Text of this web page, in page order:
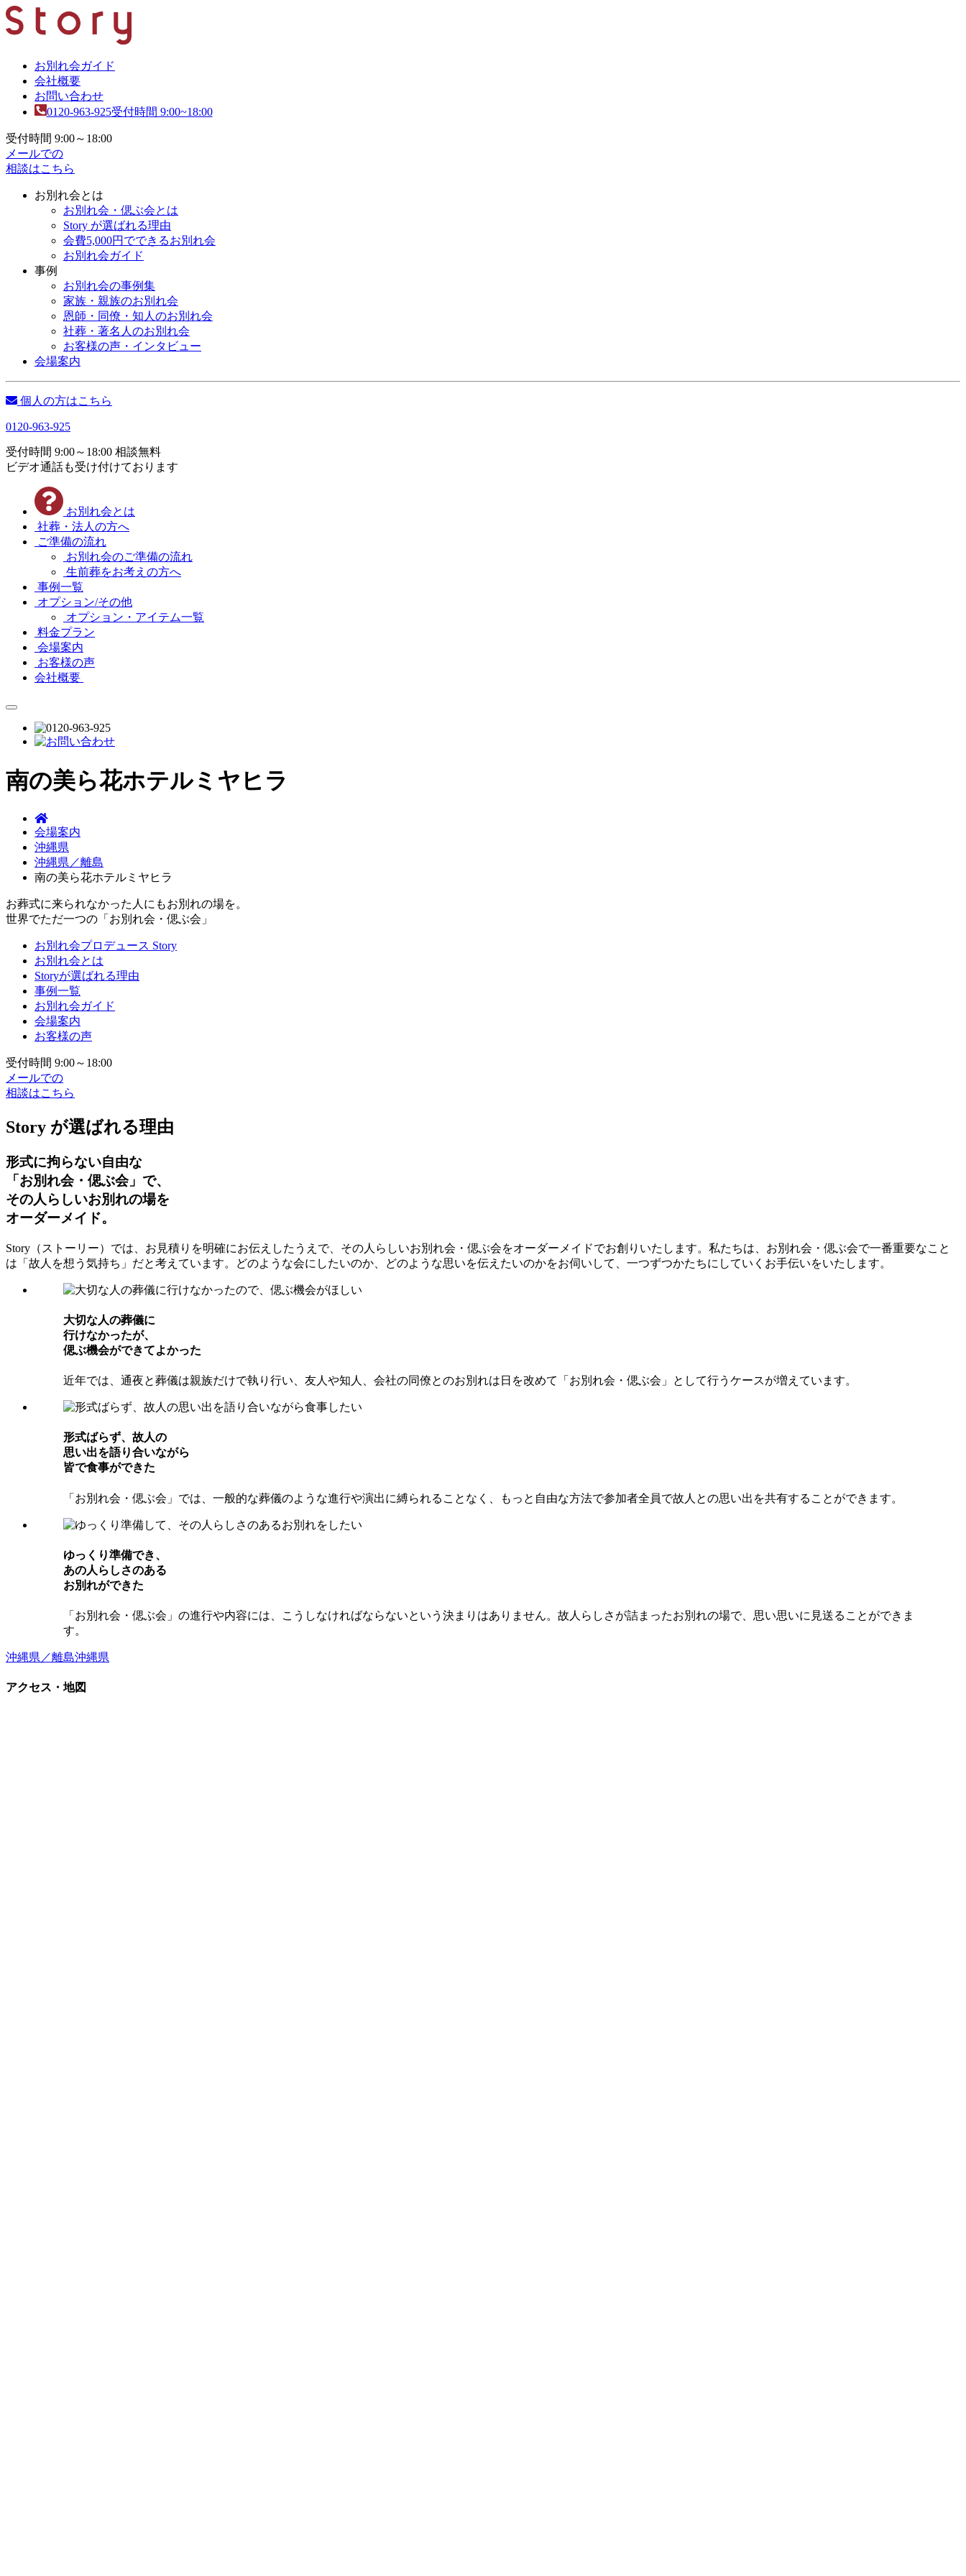
お別れ会ガイド
会社概要
お問い合わせ
0120-963-925受付時間 9:00~18:00
受付時間 9:00～18:00
メールでの
相談はこちら
お別れ会とは
お別れ会・偲ぶ会とは
Story が選ばれる理由
会費5,000円でできるお別れ会
お別れ会ガイド
事例
お別れ会の事例集
家族・親族のお別れ会
恩師・同僚・知人のお別れ会
社葬・著名人のお別れ会
お客様の声・インタビュー
会場案内
個人の方はこちら
0120-963-925
受付時間 9:00～18:00 相談無料
ビデオ通話も受け付けております
お別れ会とは
社葬・法人の方へ
ご準備の流れ
お別れ会のご準備の流れ
生前葬をお考えの方へ
事例一覧
オプション/その他
オプション・アイテム一覧
料金プラン
会場案内
お客様の声
会社概要
南の美ら花ホテルミヤヒラ
会場案内
沖縄県
沖縄県／離島
南の美ら花ホテルミヤヒラ
お葬式に来られなかった人にもお別れの場を。
世界でただ一つの「お別れ会・偲ぶ会」
お別れ会プロデュース Story
お別れ会とは
Storyが選ばれる理由
事例一覧
お別れ会ガイド
会場案内
お客様の声
受付時間 9:00～18:00
メールでの
相談はこちら
Story が選ばれる理由
形式に拘らない自由な
「お別れ会・偲ぶ会」で、
その人らしいお別れの場を
オーダーメイド。
Story（ストーリー）では、お見積りを明確にお伝えしたうえで、その人らしいお別れ会・偲ぶ会をオーダーメイドでお創りいたします。私たちは、お別れ会・偲ぶ会で一番重要なこと
は「故人を想う気持ち」だと考えています。どのような会にしたいのか、どのような思いを伝えたいのかをお伺いして、一つずつかたちにしていくお手伝いをいたします。
⼤切な⼈の葬儀に
⾏けなかったが、
偲ぶ機会ができてよかった
近年では、通夜と葬儀は親族だけで執り行い、友人や知人、会社の同僚とのお別れは日を改めて「お別れ会・偲ぶ会」として行うケースが増えています。
形式ばらず、故⼈の
思い出を語り合いながら
皆で⾷事ができた
「お別れ会・偲ぶ会」では、一般的な葬儀のような進行や演出に縛られることなく、もっと自由な方法で参加者全員で故人との思い出を共有することができます。
ゆっくり準備でき、
あの⼈らしさのある
お別れができた
「お別れ会・偲ぶ会」の進行や内容には、こうしなければならないという決まりはありません。故人らしさが詰まったお別れの場で、思い思いに見送ることができま
す。
沖縄県／離島沖縄県
アクセス・地図